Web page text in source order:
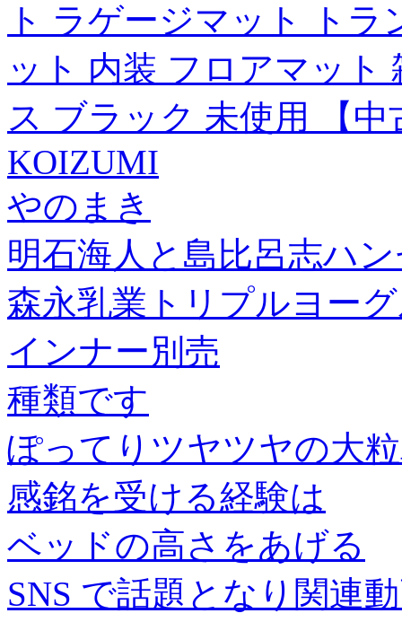
ト ラゲージマット ト
ット 内装 フロアマット
ス ブラック 未使用 【中
KOIZUMI
やのまき
明石海人と島比呂志ハ
森永乳業トリプルヨー
インナー別売
種類です
ぽってりツヤツヤの大
感銘を受ける経験は
ベッドの高さをあげる
SNS で話題となり関連